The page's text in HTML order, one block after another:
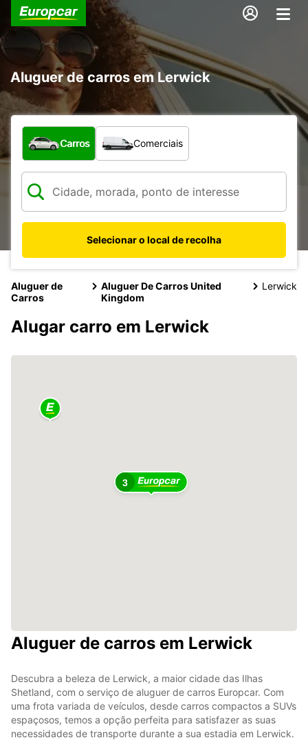
Aluguer de carros em Lerwick
Que tipo de veículo pretende?
Carros Comerciais
Selecionar o local de recolha
Aluguer de
Carros
Aluguer De Carros United
Kingdom
Lerwick
Alugar carro em Lerwick
3
Aluguer de carros em Lerwick
Descubra a beleza de Lerwick, a maior cidade das Ilhas
Shetland, com o serviço de aluguer de carros Europcar. Com
uma frota variada de veículos, desde carros compactos a SUVs
espaçosos, temos a opção perfeita para satisfazer as suas
necessidades de transporte durante a sua estadia em Lerwick.